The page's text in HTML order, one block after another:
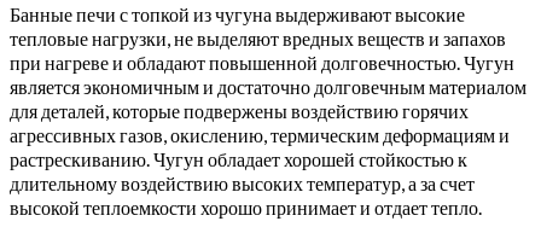
Банные печи с топкой из чугуна выдерживают высокие
тепловые нагрузки, не выделяют вредных веществ и запахов
при нагреве и обладают повышенной долговечностью. Чугун
является экономичным и достаточно долговечным материалом
для деталей, которые подвержены воздействию горячих
агрессивных газов, окислению, термическим деформациям и
растрескиванию. Чугун обладает хорошей стойкостью к
длительному воздействию высоких температур, а за счет
высокой теплоемкости хорошо принимает и отдает тепло.